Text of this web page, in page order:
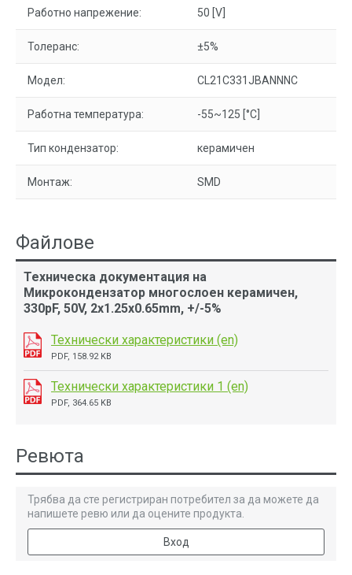
Работно напрежение: 50 [V]
Толеранс: ±5%
Модел: CL21C331JBANNNC
Работна температура: -55~125 [°C]
Тип кондензатор: керамичен
Монтаж: SMD
Файлове
Техническа документация на
Микрокондензатор многослоен керамичен,
330pF, 50V, 2x1.25x0.65mm, +/-5%
Технически характеристики (en)
PDF, 158.92 KB
Технически характеристики 1 (en)
PDF, 364.65 KB
Ревюта
Трябва да сте регистриран потребител за да можете да
напишете ревю или да оцените продукта.
Вход